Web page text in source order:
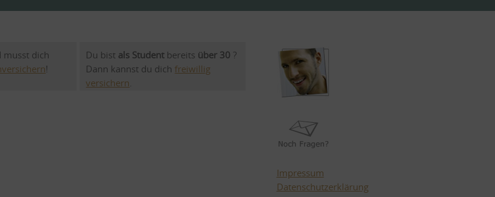
musst dich
!
Du bist als Student bereits über 30 ?
Dann kannst du dichfreiwillig
versichern.
Impressum
Datenschutzerklärung